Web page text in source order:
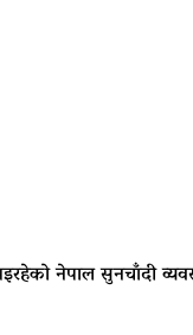
नेपाल सुनचाँदी